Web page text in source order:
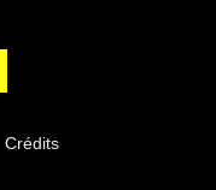
Crédits